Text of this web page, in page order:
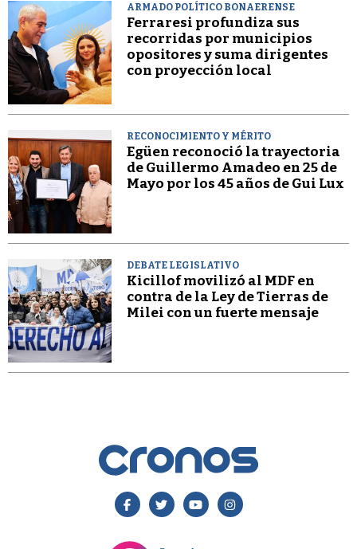
ARMADO POLÍTICO BONAERENSE
Ferraresi profundiza sus
recorridas por municipios
opositores y suma dirigentes
con proyección local
RECONOCIMIENTO Y MÉRITO
Egüen reconoció la trayectoria
de Guillermo Amadeo en 25 de
Mayo por los 45 años de Gui Lux
DEBATE LEGISLATIVO
Kicillof movilizó al MDF en
contra de la Ley de Tierras de
Milei con un fuerte mensaje